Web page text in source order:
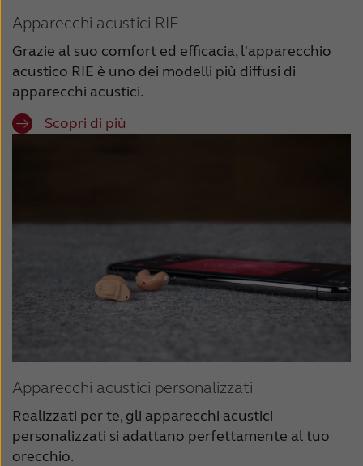
Apparecchi acustici RIE
Grazie al suo comfort ed efficacia, l'apparecchio
acustico RIE è uno dei modelli più diffusi di
apparecchi acustici.
Scopri di più
Apparecchi acustici personalizzati
Realizzati per te, gli apparecchi acustici
personalizzati si adattano perfettamente al tuo
orecchio.